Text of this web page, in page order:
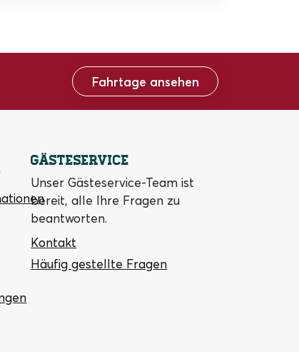
Fahrtage ansehen
Gästeservice
Unser Gästeservice-Team ist
bereit, alle Ihre Fragen zu
beantworten.
Kontakt
Häufig gestellte Fragen